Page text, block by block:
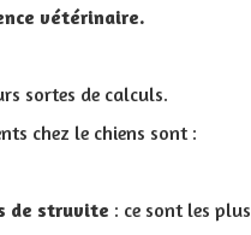
vétérinaire.
sortes de calculs.
chez le chiens sont :
de struvite : ce sont les plus